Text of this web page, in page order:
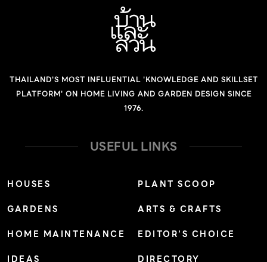
อาหาร Featherstone Bistro Café & Lifestyle Shop
และ Azure Café ทำให้การออกแบบบ้านนี้ไม่ใช่เรื่องยาก
สำหรับเธอ “ทิศทางในการออกแบบบ้านเริ่มมาจากของที่
ยุโรปที่ชื่นชอบ บ้านพักส่วนตัวหลังนี้จึงถ่ายทอดออกมาผ่าน
คลังเก็บความทรงจำของเฟิร์นค่ะ” รูปลักษณ์ภายนอกของ
ประหลาดใจเล็กน้อยเมื่อทางเข้าของบ้านตั้งอยู่ที่ชั้นสาม ทั้งที่
ตา ผสมผสานอย่างลงตัวกับเฟอร์นิเจอร์แอนทีคที่คุณเฟิร์น
หอบหิ้วข้ามน้ำข้ามทะเลมาจากทวีปยุโรป ผนังในส่วนนั่งเล่น
THAILAND'S MOST INFLUENTIAL 'KNOWLEDGE AND SKILLSET
PLATFORM' ON HOME LIVING AND GARDEN DESIGN SINCE
1976.
USEFUL LINKS
HOUSES
GARDENS
HOME MAINTENANCE
IDEAS
PLANT SCOOP
ARTS & CRAFTS
EDITOR’S CHOICE
DIRECTORY